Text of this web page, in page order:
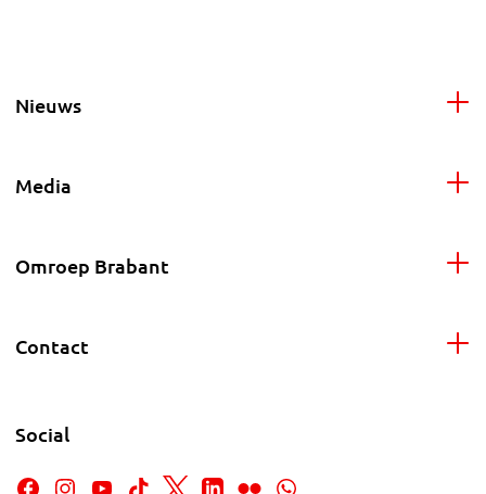
Nieuws
Media
Omroep Brabant
Contact
Social